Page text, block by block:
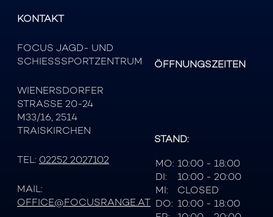
KONTAKT
FOCUS JAGD- UND
SCHIESSSPORTZENTRUM
WIENERSDORFER
STRASSE 20-24
M33/16, 2514
TRAISKIRCHEN
TEL: 02252 2027102
MAIL:
OFFICE@FOCUSRANGE.AT
ÖFFNUNGSZEITEN
STAND:
MO: 10:00 - 18:00
DI:
10:00 - 20:00
MI:
CLOSED
DO: 10:00 - 18:00